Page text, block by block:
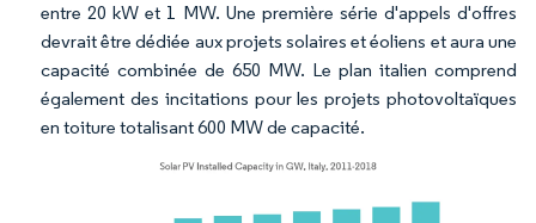
entre 20 kW et 1 MW. Une première série d'appels d'offres
devrait être dédiée aux projets solaires et éoliens et aura une
capacité combinée de 650 MW. Le plan italien comprend
également des incitations pour les projets photovoltaïques
en toiture totalisant 600 MW de capacité.